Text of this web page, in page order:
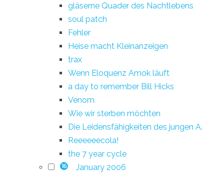
gläserne Quader des Nachtlebens
soul patch
Fehler
Heise macht Kleinanzeigen
trax
Wenn Eloquenz Amok läuft
a day to remember Bill Hicks
Venom
Wie wir sterben möchten
Die Leidensfähigkeiten des jungen A.
Reeeeeecola!
the 7 year cycle
16 January 2006